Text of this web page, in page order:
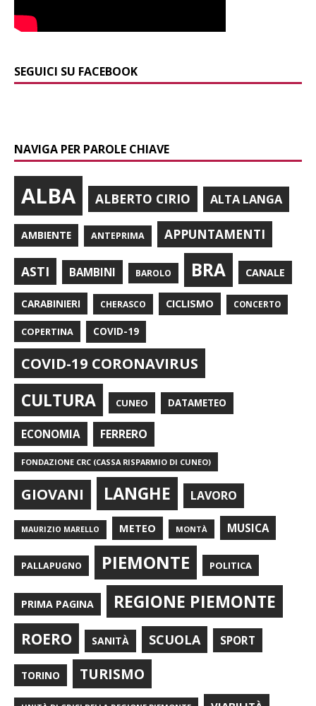
SEGUICI SU FACEBOOK
NAVIGA PER PAROLE CHIAVE
ALBA ALBERTO CIRIO ALTA LANGA
AMBIENTE ANTEPRIMA APPUNTAMENTI
ASTI BAMBINI BAROLO BRA CANALE
CARABINIERI CHERASCO CICLISMO CONCERTO
COPERTINA COVID-19
COVID-19 CORONAVIRUS
CULTURA CUNEO DATAMETEO
ECONOMIA FERRERO
FONDAZIONE CRC (CASSA RISPARMIO DI CUNEO)
GIOVANI LANGHE LAVORO
MAURIZIO MARELLO METEO MONTÀ MUSICA
PALLAPUGNO PIEMONTE POLITICA
PRIMA PAGINA REGIONE PIEMONTE
ROERO SANITÀ SCUOLA SPORT
TORINO TURISMO